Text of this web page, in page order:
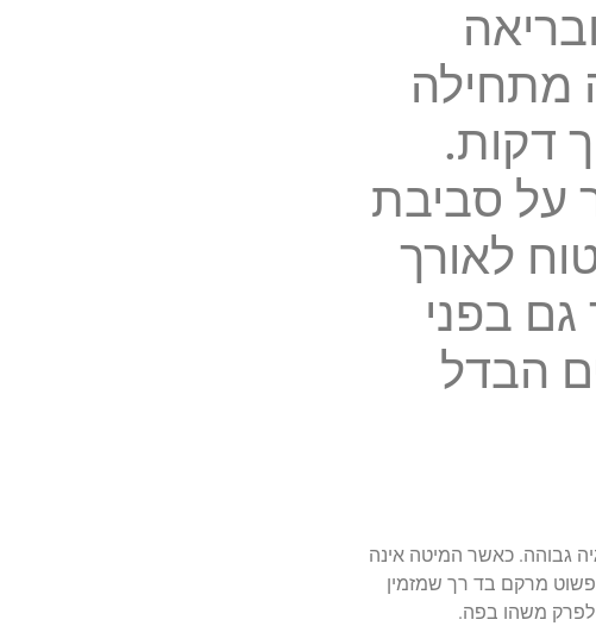
מתחילה
דקות.
על סביבת
לאורך
בפני
הבדל
גבוהה. כאשר המיטה אינה
מרקם בד רך שמזמין
לפרק משהו בפה.